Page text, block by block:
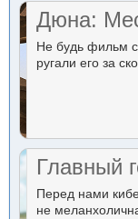
Дюна:
Не будь фильм
ругали его за
Главный
Перед нами
не